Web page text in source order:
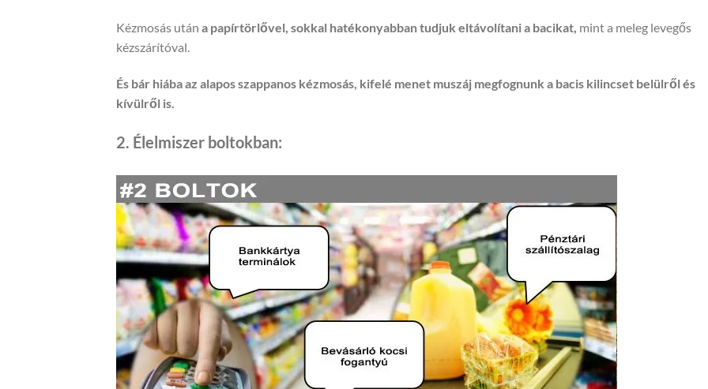
Kézmosás után a papírtörlővel, sokkal hatékonyabban tudjuk eltávolítani a bacikat, mint a meleg levegős
kézszárítóval.
És bár hiába az alapos szappanos kézmosás, kifelé menet muszáj megfognunk a bacis kilincset belülről és
kívülről is.
2. Élelmiszer boltokban: